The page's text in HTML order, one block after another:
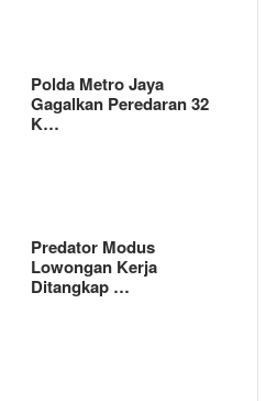
Polda Metro Jaya
Gagalkan Peredaran 32
K…
Predator Modus
Lowongan Kerja
Ditangkap …